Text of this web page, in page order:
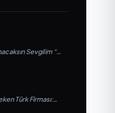
Sevgilim “
Türk Firması: